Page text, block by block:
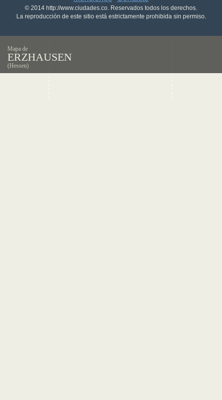
© 2014 http://www.ciudades.co. Reservados todos los derechos.
La reproducción de este sitio está estrictamente prohibida sin permiso.
Mapa de
ERZHAUSEN
(Hessen)